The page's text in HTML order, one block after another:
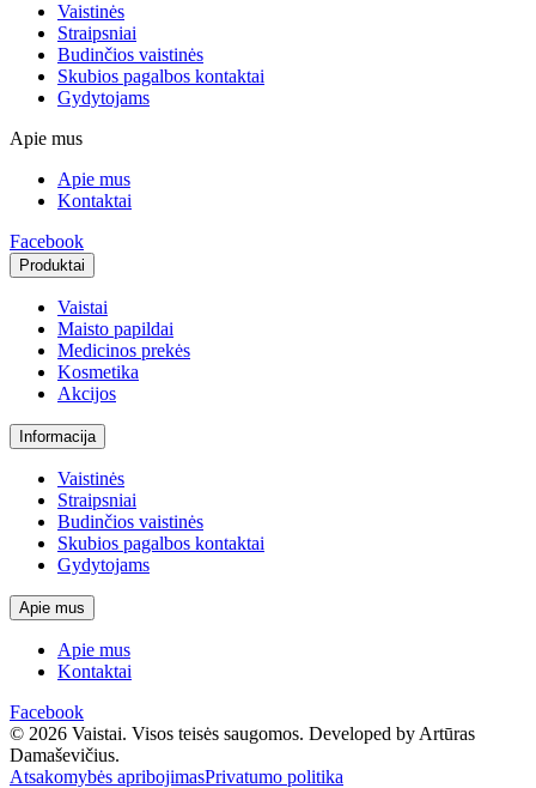
Vaistinės
Straipsniai
Budinčios vaistinės
Skubios pagalbos kontaktai
Gydytojams
Apie mus
Apie mus
Kontaktai
Facebook
Produktai
Vaistai
Maisto papildai
Medicinos prekės
Kosmetika
Akcijos
Informacija
Vaistinės
Straipsniai
Budinčios vaistinės
Skubios pagalbos kontaktai
Gydytojams
Apie mus
Apie mus
Kontaktai
Facebook
© 2026 Vaistai. Visos teisės saugomos. Developed by Artūras
Damaševičius.
Atsakomybės apribojimasPrivatumo politika